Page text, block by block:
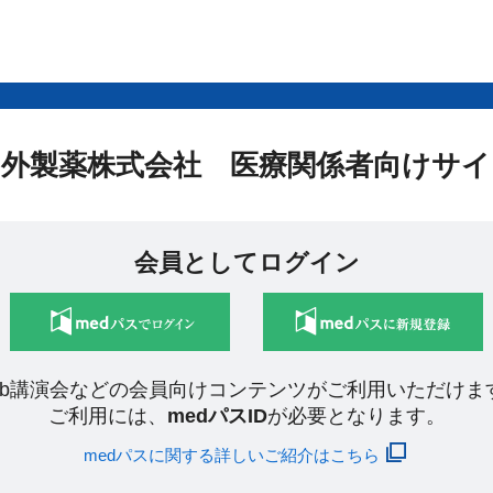
製薬株式会社 医療関係者向けサ
会員としてログイン
講演会などの会員向けコンテンツがご利用いただけま
ご利用には、 medパスIDが必要となります。
medパスに関する詳しいご紹介はこちら